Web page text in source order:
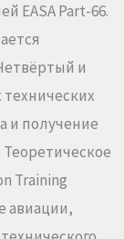
EASA Part-66.
и
и получение
Training
авиации,